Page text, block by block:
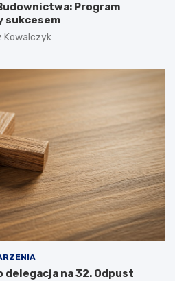
Program
sukcesem
Kowalczyk
na 32. Odpust